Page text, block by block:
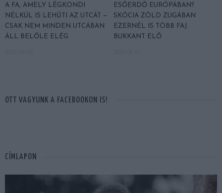
A FA, AMELY LÉGKONDI
NÉLKÜL IS LEHŰTI AZ UTCÁT —
CSAK NEM MINDEN UTCÁBAN
ÁLL BELŐLE ELÉG
ESŐERDŐ EURÓPÁBAN?
SKÓCIA ZÖLD ZUGÁBAN
EZERNÉL IS TÖBB FAJ
BUKKANT ELŐ
OTT VAGYUNK A FACEBOOKON IS!
CÍMLAPON